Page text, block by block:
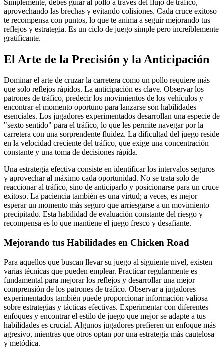
aprovechando las brechas y evitando colisiones. Cada cruce exitoso
te recompensa con puntos, lo que te anima a seguir mejorando tus
reflejos y estrategia. Es un ciclo de juego simple pero increíblemente
gratificante.
El Arte de la Precisión y la Anticipación
Dominar el arte de cruzar la carretera como un pollo requiere más
que solo reflejos rápidos. La anticipación es clave. Observar los
patrones de tráfico, predecir los movimientos de los vehículos y
encontrar el momento oportuno para lanzarse son habilidades
esenciales. Los jugadores experimentados desarrollan una especie de
"sexto sentido" para el tráfico, lo que les permite navegar por la
carretera con una sorprendente fluidez. La dificultad del juego reside
en la velocidad creciente del tráfico, que exige una concentración
constante y una toma de decisiones rápida.
Una estrategia efectiva consiste en identificar los intervalos seguros
y aprovechar al máximo cada oportunidad. No se trata solo de
reaccionar al tráfico, sino de anticiparlo y posicionarse para un cruce
exitoso. La paciencia también es una virtud; a veces, es mejor
esperar un momento más seguro que arriesgarse a un movimiento
precipitado. Esta habilidad de evaluación constante del riesgo y
recompensa es lo que mantiene el juego fresco y desafiante.
Mejorando tus Habilidades en Chicken Road
Para aquellos que buscan llevar su juego al siguiente nivel, existen
varias técnicas que pueden emplear. Practicar regularmente es
fundamental para mejorar los reflejos y desarrollar una mejor
comprensión de los patrones de tráfico. Observar a jugadores
experimentados también puede proporcionar información valiosa
sobre estrategias y tácticas efectivas. Experimentar con diferentes
enfoques y encontrar el estilo de juego que mejor se adapte a tus
habilidades es crucial. Algunos jugadores prefieren un enfoque más
agresivo, mientras que otros optan por una estrategia más cautelosa
y metódica.